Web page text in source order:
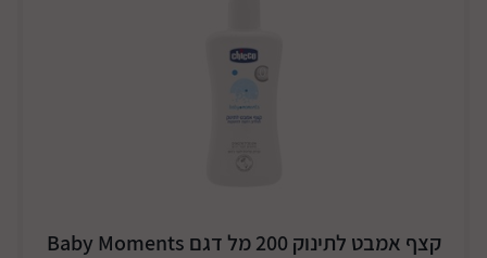
קצף אמבט לתינוק 200 מל דגם Baby Moments